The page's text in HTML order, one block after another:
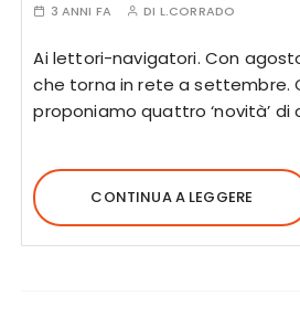
3 ANNI FA DI L.CORRADO
Ai lettori-navigatori. Con
che torna in rete a settembre.
proponiamo quattro ‘novità’ di
CONTINUA A LEGGERE